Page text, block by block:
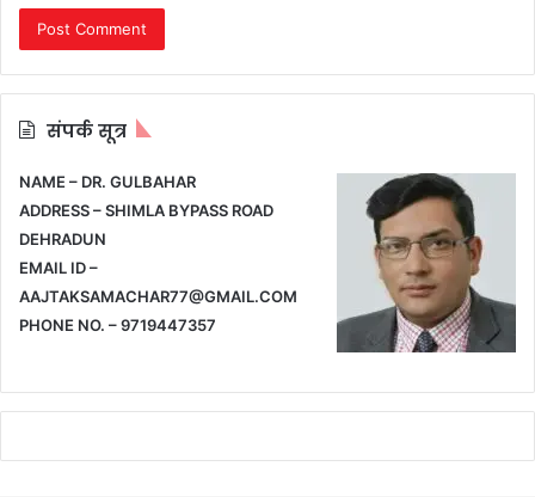
संपर्क सूत्र
NAME – DR. GULBAHAR
ADDRESS – SHIMLA BYPASS ROAD
DEHRADUN
EMAIL ID –
AAJTAKSAMACHAR77@GMAIL.COM
PHONE NO. – 9719447357